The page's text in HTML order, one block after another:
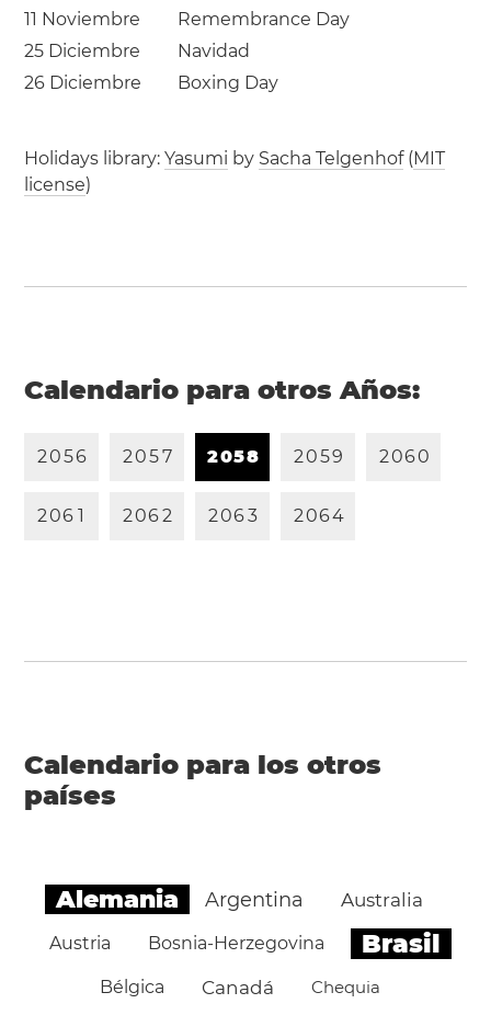
11 Noviembre
Remembrance Day
25 Diciembre
Navidad
26 Diciembre
Boxing Day
Holidays library:Yasumi by Sacha Telgenhof(MIT
license)
Calendario para otros Años:
2056 2057 2058 2059 2060
206 1 2062 2063 2064
Calendario para los otros
países
Alemania Argentina Australia
Austria Bosnia-Herzegovina Brasil
Bélgica Canadá Chequia